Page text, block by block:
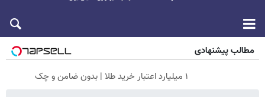
مطالب پیشنهادی
۱ میلیارد اعتبار خرید طلا | بدون ضامن و چک